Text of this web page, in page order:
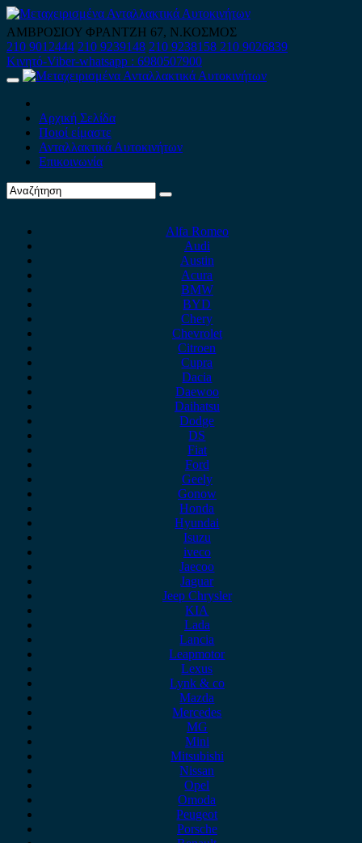
Skip
to
content
ΑΜΒΡΟΣΙΟΥ ΦΡΑΝΤΖΗ 67, Ν.ΚΟΣΜΟΣ
210 9012444 210 9239148 210 9238158 210 9026839
Κινητό-Viber-whatsapp : 6980507900
Primary
Αρχική Σελίδα
Ποιοί είμαστε
Ανταλλακτικά Αυτοκινήτων
Επικοινωνία
Alfa Romeo
Audi
Austin
Acura
BMW
BYD
Chery
Chevrolet
Citroen
Cupra
Dacia
Daewoo
Daihatsu
Dodge
DS
Fiat
Ford
Geely
Gonow
Honda
Hyundai
Isuzu
iveco
Jaecoo
Jaguar
Jeep Chrysler
KIA
Lada
Lancia
Leapmotor
Lexus
Lynk & co
Mazda
Mercedes
MG
Mini
Mitsubishi
Nissan
Opel
Omoda
Peugeot
Porsche